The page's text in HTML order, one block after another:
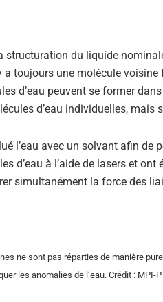
du liquide
a toujours une molécule
d’eau peuvent se former
d’eau individuelles, mais
l’eau avec un solvant afin de
d’eau à l’aide de lasers et ont
simultanément la force des
ne sont pas réparties de manière
les anomalies de l’eau. Crédit : MPI-P